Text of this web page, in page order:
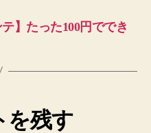
】たった100円ででき
を残す